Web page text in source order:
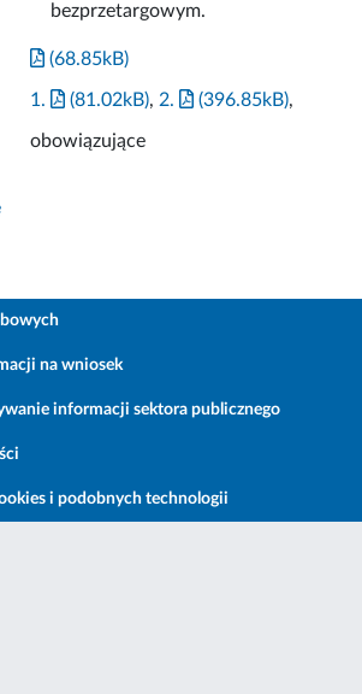
bezprzetargowym.
(68.85kB)
1. (81.02kB), 2. (396.85kB),
obowiązujące
na wniosek
informacji sektora publicznego
i podobnych technologii